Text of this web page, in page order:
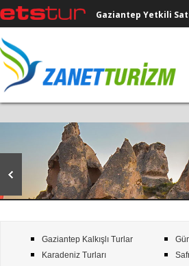
Gaziantep Yetkili
Gaziantep Kalkışlı Turlar
Karadeniz Turları